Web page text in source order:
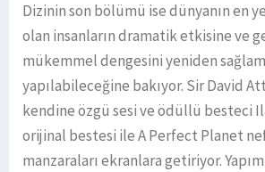
Dizinin son bölümü ise dünyanın en
olan insanların dramatik etkisine ve
mükemmel dengesini yeniden
yapılabileceğine bakıyor. Sir David
kendine özgü sesi ve ödüllü besteci
orijinal bestesi ile A Perfect Planet
manzaraları ekranlara getiriyor.